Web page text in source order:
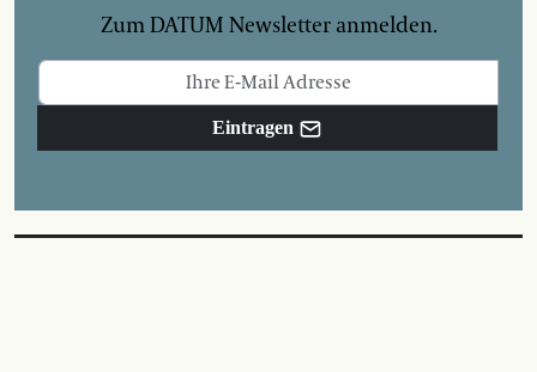
Zum DATUM Newsletter anmelden.
Eintragen